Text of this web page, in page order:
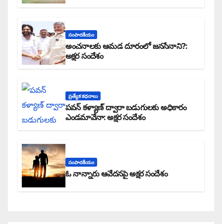
సంపాదకీయం
అంచనాలకు ఆమడ దూరంలో జనసేనాని?:
అక్షర సందేశం
ప్రత్యేక కధనాలు
పవన్ కళ్యాణ్ ద్వారా బడుగులకు అధికారం
ఎండమావేనా: అక్షర సందేశం
సంపాదకీయం
ఓ నాన్నారు ఆవేదనపై అక్షర సందేశం